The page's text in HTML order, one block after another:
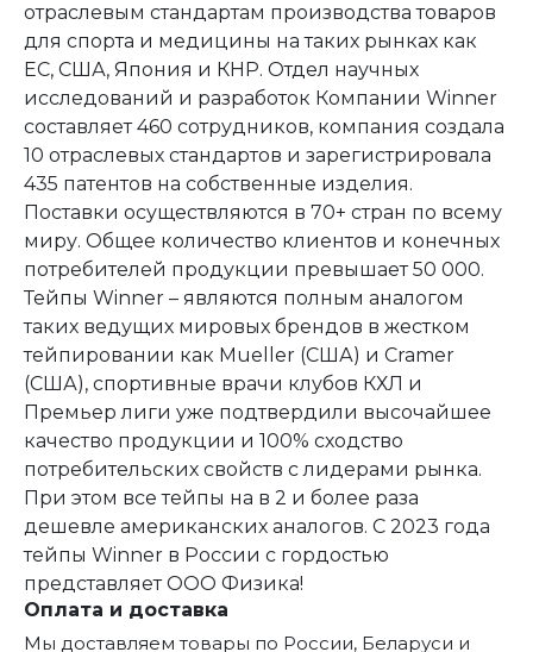
отраслевым стандартам производства товаров
для спорта и медицины на таких рынках как
ЕС, США, Япония и КНР. Отдел научных
исследований и разработок Компании Winner
составляет 460 сотрудников, компания создала
10 отраслевых стандартов и зарегистрировала
435 патентов на собственные изделия.
Поставки осуществляются в 70+ стран по всему
миру. Общее количество клиентов и конечных
потребителей продукции превышает 50 000.
Тейпы Winner – являются полным аналогом
таких ведущих мировых брендов в жестком
тейпировании как Mueller (США) и Cramer
(США), спортивные врачи клубов КХЛ и
Премьер лиги уже подтвердили высочайшее
качество продукции и 100% сходство
потребительских свойств с лидерами рынка.
При этом все тейпы на в 2 и более раза
дешевле американских аналогов. С 2023 года
тейпы Winner в России с гордостью
представляет ООО Физика!
Оплата и доставка
Мы доставляем товары по России, Беларуси и